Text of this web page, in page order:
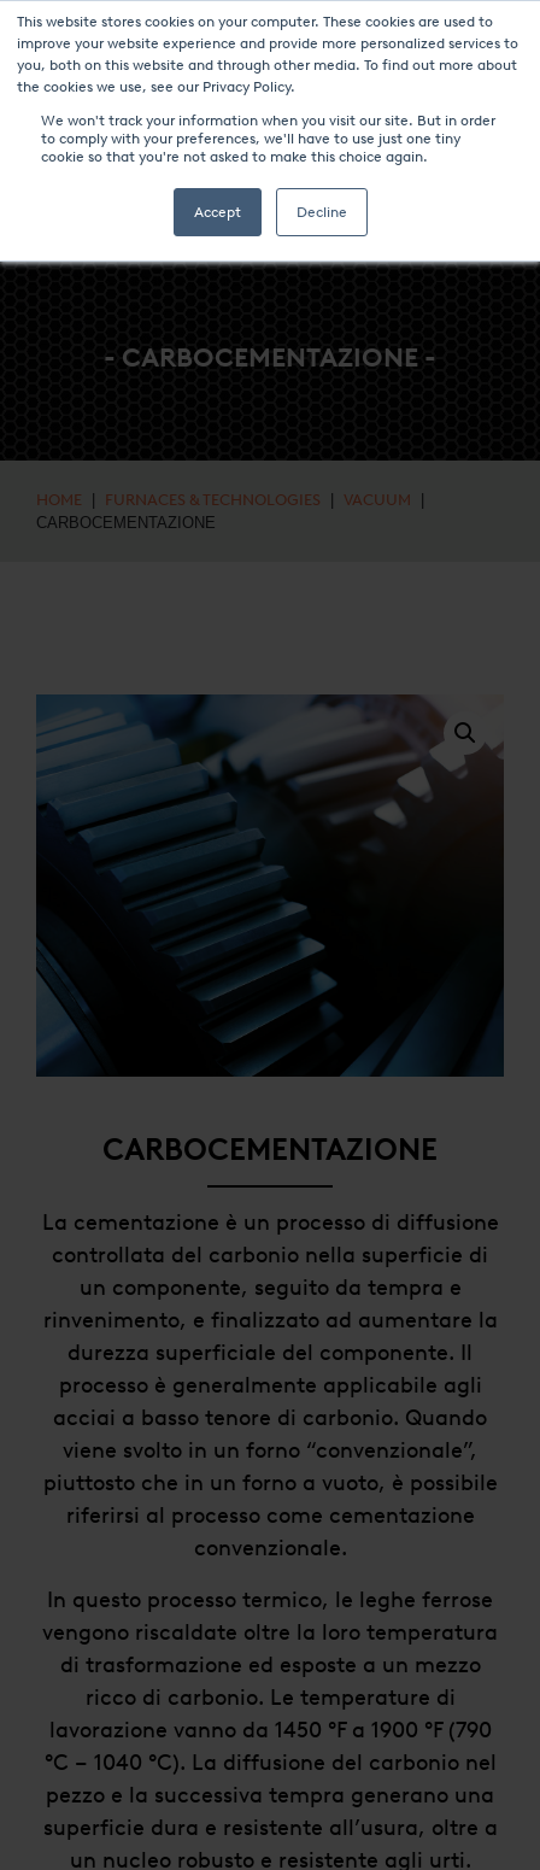
This website stores cookies on your computer. These cookies are used to
improve your website experience and provide more personalized services to
you, both on this website and through other media. To find out more about
the cookies we use, see our Privacy Policy.
We won't track your information when you visit our site. But in order
to comply with your preferences, we'll have to use just one tiny
cookie so that you're not asked to make this choice again.
Accept Decline
NOTIZIE & EVENTI CENTRO MULTIMEDIALE
LAVORA CON NOI
CONTATTO
- CARBOCEMENTAZIONE -
HOME FURNACES & TECHNOLOGIES VACUUM
CARBOCEMENTAZIONE
CARBOCEMENTAZIONE
La cementazione è un processo di diffusione
controllata del carbonio nella superficie di
un componente, seguito da tempra e
rinvenimento, e finalizzato ad aumentare la
durezza superficiale del componente. Il
processo è generalmente applicabile agli
acciai a basso tenore di carbonio. Quando
viene svolto in un forno “convenzionale”,
piuttosto che in un forno a vuoto, è possibile
riferirsi al processo come cementazione
convenzionale.
In questo processo termico, le leghe ferrose
vengono riscaldate oltre la loro temperatura
di trasformazione ed esposte a un mezzo
ricco di carbonio. Le temperature di
lavorazione vanno da 1450 °F a 1900 °F (790
°C – 1040 °C). La diffusione del carbonio nel
pezzo e la successiva tempra generano una
superficie dura e resistente all’usura, oltre a
un nucleo robusto e resistente agli urti.